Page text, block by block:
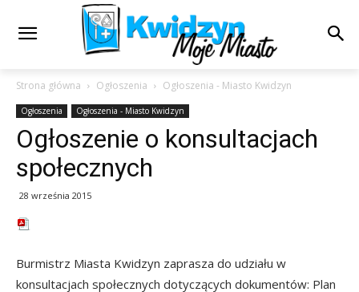
Strona główna Ogłoszenia Ogłoszenia - Miasto Kwidzyn
Ogłoszenia Ogłoszenia - Miasto Kwidzyn
Ogłoszenie o konsultacjach
społecznych
28 września 2015
Burmistrz Miasta Kwidzyn zaprasza do udziału w
konsultacjach społecznych dotyczących dokumentów: Plan